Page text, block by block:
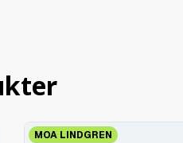
MOA LINDGREN
LIMITED EDITION